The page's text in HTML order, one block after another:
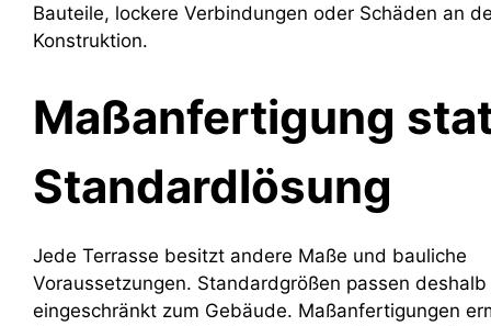
Bauteile, lockere Verbindungen oder Schäden an
Konstruktion.
Maßanfertigung
Standardlösung
Jede Terrasse besitzt andere Maße und bauliche
Voraussetzungen. Standardgrößen passen
eingeschränkt zum Gebäude. Maßanfertigungen